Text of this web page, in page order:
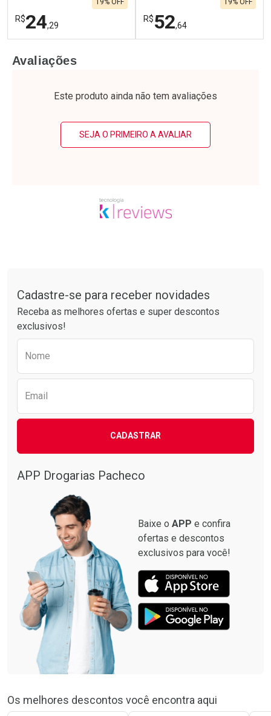
R$24,29
19% OFF
Laboratório
Por R$ 24,29/cada
Por Menos
R$52,64
19% OFF
Laboratório
Por R$ 52,64/cada
Por Menos
Avaliações
Este produto ainda não tem avaliações
SEJA O PRIMEIRO A AVALIAR
Cadastre-se para receber novidades
Receba as melhores ofertas e super descontos
exclusivos!
Nome
Email
CADASTRAR
APP Drogarias Pacheco
Baixe o APP e confira
ofertas e descontos
exclusivos para você!
Os melhores descontos você encontra aqui